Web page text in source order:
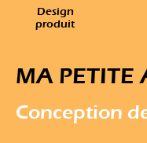
Design
produit
MA PETITE
Conception